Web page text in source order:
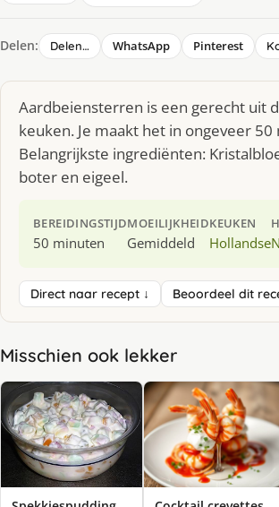
Delen: Delen… WhatsApp Pinterest
Aardbeiensterren is een gerecht uit
keuken. Je maakt het in ongeveer
Belangrijkste ingrediënten:
boter en eigeel.
BEREIDINGSTIJD
50 minuten
MOEILIJKHEID
Gemiddeld
KEUKEN
Hollandse
Direct naar recept ↓ Beoordeel dit
Misschien ook lekker